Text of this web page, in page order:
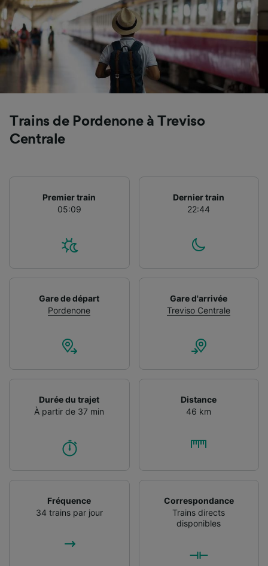
Trains de Pordenone à Treviso
Centrale
Premier train
05:09
Dernier train
22:44
Gare de départ
Pordenone
Gare d'arrivée
Treviso Centrale
Durée du trajet
À partir de 37 min
Distance
46 km
Fréquence
34 trains par jour
Correspondance
Trains directs
disponibles
Utiliser des données de géolocalisation
précises. Analyser activement les
caractéristiques de l’appareil pour
l’identification. Stocker et/ou accéder à des
informations sur un appareil. Publicités et
contenu personnalisés, mesure de
performance des publicités et du contenu,
études d’audience et développement de
Liste de nos partenaires (fournisseurs)